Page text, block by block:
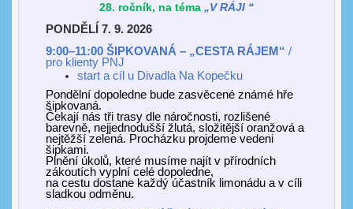
28. ročník, na téma „V RÁJI “
PONDĚLÍ 7. 9. 2026
9:00–11:00 ŠIPKOVANÁ –„CESTA RÁJEM“ /
pro klienty PNJ
start a cíl u Divadla Na Kopečku
Pondělní dopoledne bude zasvěcené známé hře
šipkovaná.
Čekají nás tři trasy dle náročnosti, rozlišené
barevně, nejjednodušší žlutá, složitější oranžová a
nejtěžší zelená. Procházku projdeme vedeni
šipkami.
Plnění úkolů, které musíme najít v přírodních
zákoutích vyplní celé dopoledne,
na cestu dostane každý účastník limonádu a v cíli
sladkou odměnu.